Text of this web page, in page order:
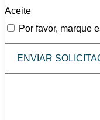
Aceite
Por favor, marque
ENVIAR